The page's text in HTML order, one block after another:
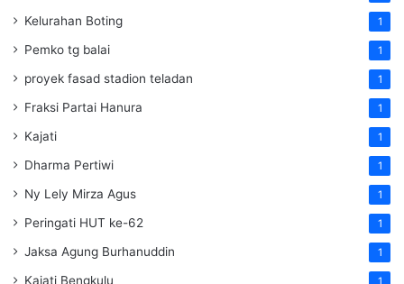
Kelurahan Boting 1
Pemko tg balai 1
proyek fasad stadion teladan 1
Fraksi Partai Hanura 1
Kajati 1
Dharma Pertiwi 1
Ny Lely Mirza Agus 1
Peringati HUT ke-62 1
Jaksa Agung Burhanuddin 1
Kajati Bengkulu 1